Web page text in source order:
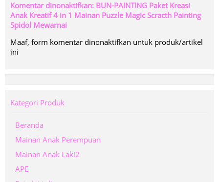
Komentar dinonaktifkan: BUN-PAINTING Paket Kreasi
Anak Kreatif 4 in 1 Mainan Puzzle Magic Scracth Painting
Spidol Mewarnai
Maaf, form komentar dinonaktifkan untuk produk/artikel
ini
Kategori Produk
Beranda
Mainan Anak Perempuan
Mainan Anak Laki2
APE